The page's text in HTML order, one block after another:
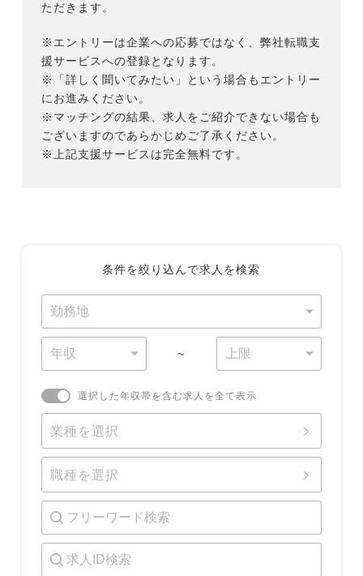
ただきます。
※エントリーは企業への応募ではなく、弊社転職支
援サービスへの登録となります。
※「詳しく聞いてみたい」という場合もエントリー
にお進みください。
※マッチングの結果、求人をご紹介できない場合も
ございますのであらかじめご了承ください。
※上記支援サービスは完全無料です。
条件を絞り込んで求人を検索
~
選択した年収帯を含む求人を全て表示
業種を選択
職種を選択